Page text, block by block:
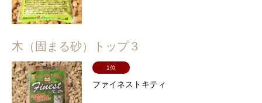
木（固まる砂）トップ３
1位
ファイネストキティ